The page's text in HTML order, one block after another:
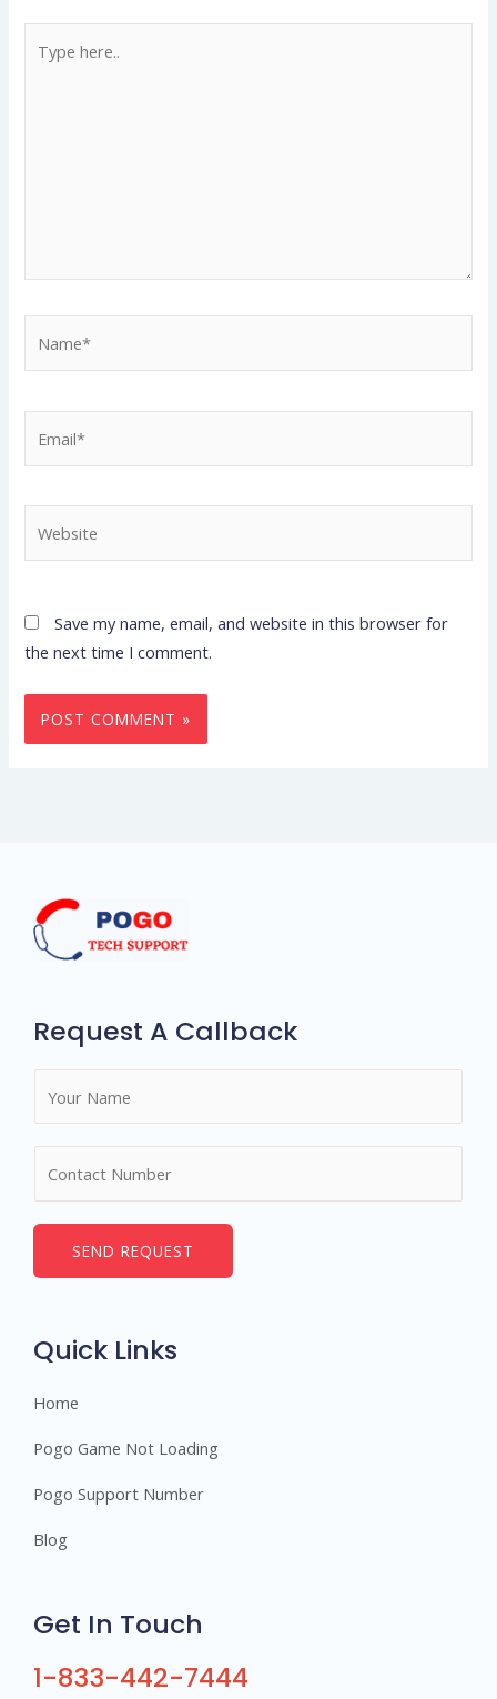
here..
Save my name, email, and website in this browser for
the next time I comment.
Request A Callback
*
e
SEND REQUEST
Quick Links
Home
Pogo Game Not Loading
Pogo Support Number
Blog
Get In Touch
1-833-442-7444